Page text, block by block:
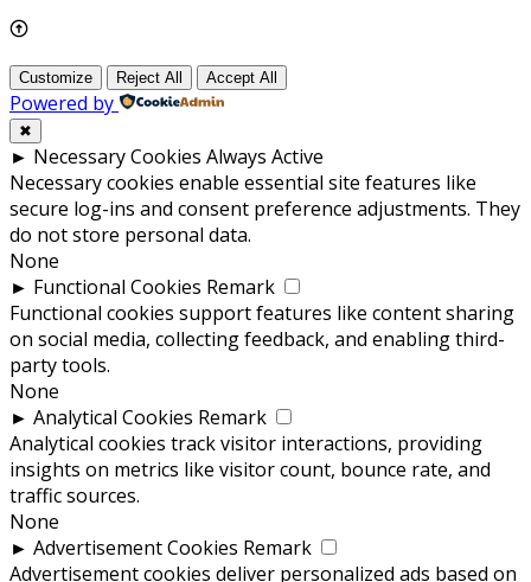
Customize Reject All Accept All
Powered by
✖
► Necessary Cookies Always Active
Necessary cookies enable essential site features like
secure log-ins and consent preference adjustments. They
do not store personal data.
None
► Functional Cookies Remark
Functional cookies support features like content sharing
on social media, collecting feedback, and enabling third-
party tools.
None
► Analytical Cookies Remark
Analytical cookies track visitor interactions, providing
insights on metrics like visitor count, bounce rate, and
traffic sources.
None
► Advertisement Cookies Remark
Advertisement cookies deliver personalized ads based on